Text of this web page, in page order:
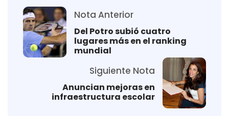
Nota Anterior
Del Potro subió cuatro
lugares más en el ranking
mundial
Siguiente Nota
Anuncian mejoras en
infraestructura escolar